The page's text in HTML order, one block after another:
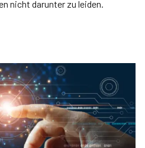
nicht darunter zu leiden.